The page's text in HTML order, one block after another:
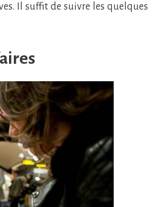
Il suffit de suivre les quelques